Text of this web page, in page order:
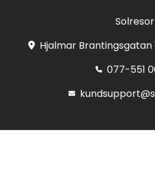
Solresor
Hjalmar Brantingsgatan
077-551